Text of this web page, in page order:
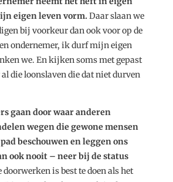
eigen leven vorm. Daar slaan we
bij voorkeur dan ook voor op de
ondernemer, ik durf mijn eigen
we. En kijken soms met gepast
die loonslaven die dat niet durven
gaan door waar anderen
wegen die gewone mensen
beschouwen en leggen ons
ook nooit – neer bij de status
doorwerken is best te doen als het